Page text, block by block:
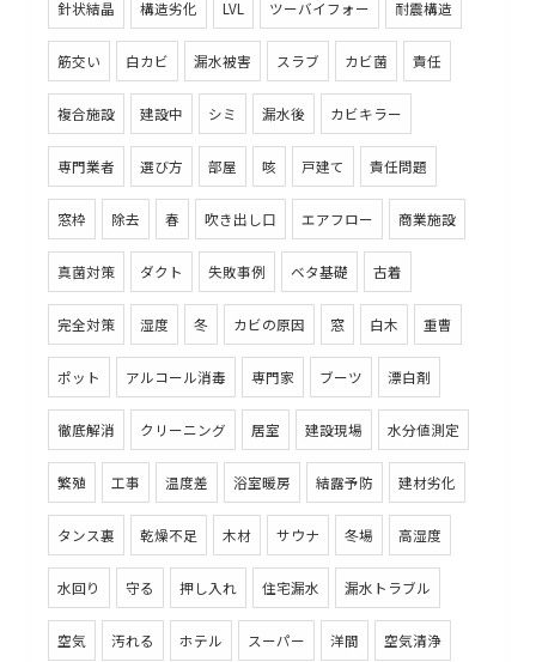
針状結晶 構造劣化 LVL ツーバイフォー 耐震構造
筋交い 白カビ 漏水被害 スラブ カビ菌 責任
複合施設 建設中 シミ 漏水後 カビキラー
専門業者 選び方 部屋 咳 戸建て 責任問題
窓枠 除去 春 吹き出し口 エアフロー 商業施設
真菌対策 ダクト 失敗事例 ベタ基礎 古着
完全対策 湿度 冬 カビの原因 窓 白木 重曹
ポット アルコール消毒 専門家 ブーツ 漂白剤
徹底解消 クリーニング 居室 建設現場 水分値測定
繁殖 工事 温度差 浴室暖房 結露予防 建材劣化
タンス裏 乾燥不足 木材 サウナ 冬場 高湿度
水回り 守る 押し入れ 住宅漏水 漏水トラブル
空気 汚れる ホテル スーパー 洋間 空気清浄